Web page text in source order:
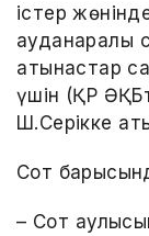
істер
ауданаралық
қатынастар
үшін (ҚР
Ш.Серікке
Сот
– Сот